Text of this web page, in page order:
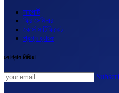
সাপোর্ট
ফ্রি সেমিনার
কোর্স সার্টিফিকেট
প্রশ্ন ব্যাংক
সোশ্যাল মিডিয়া